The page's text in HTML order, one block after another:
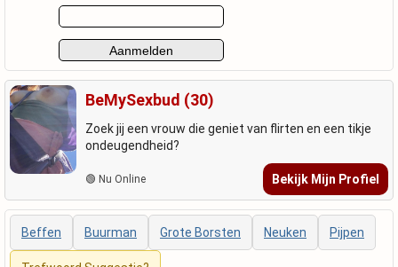
BeMySexbud (30)
Zoek jij een vrouw die geniet van flirten en een tikje
ondeugendheid?
🟢 Nu Online Bekijk Mijn Profiel
Beffen Buurman Grote Borsten Neuken Pijpen